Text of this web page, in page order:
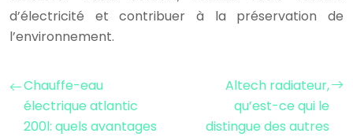
d’électricité et contribuer à la préservation de
l’environnement.
Chauffe-eau
électrique atlantic
200l: quels avantages
Altech radiateur,
qu’est-ce qui le
distingue des autres